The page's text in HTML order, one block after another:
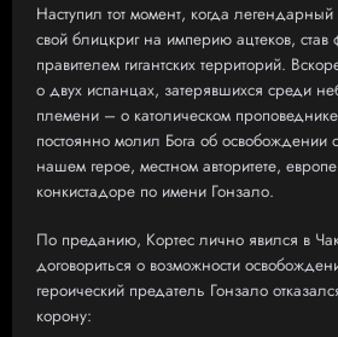
Наступил тот момент, когда
свой блицкриг на империю ацтеков, став
правителем гигантских территорий.
о двух испанцах, затерявшихся среди
племени – о католическом
постоянно молил Бога об освобождении
нашем герое, местном авторитете,
конкистадоре по имени Гонзало.
По преданию, Кортес лично явился в
договориться о возможности
героический предатель Гонзало
корону: